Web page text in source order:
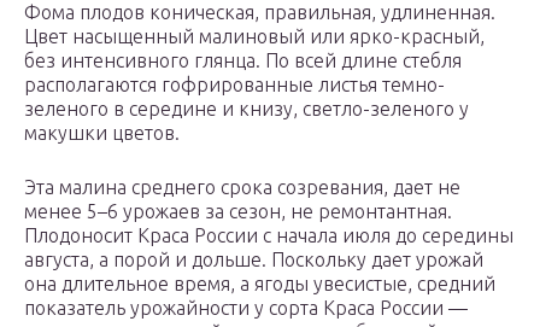
Фома плодов коническая, правильная, удлиненная.
Цвет насыщенный малиновый или ярко-красный,
без интенсивного глянца. По всей длине стебля
располагаются гофрированные листья темно-
зеленого в середине и книзу, светло-зеленого у
макушки цветов.
Эта малина среднего срока созревания, дает не
менее 5–6 урожаев за сезон, не ремонтантная.
Плодоносит Краса России с начала июля до середины
августа, а порой и дольше. Поскольку дает урожай
она длительное время, а ягоды увесистые, средний
показатель урожайности у сорта Краса России —